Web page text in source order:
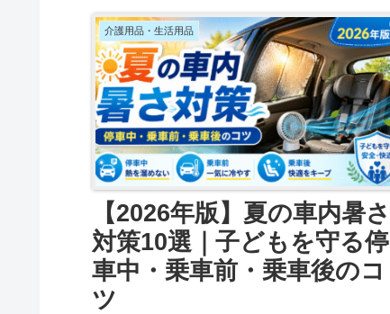
介護用品・生活用品
【2026年版】夏の車内暑さ
対策10選｜子どもを守る停
車中・乗車前・乗車後のコ
ツ